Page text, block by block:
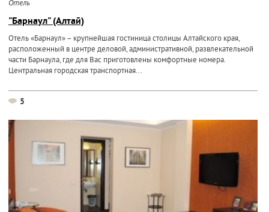
Отель
"Барнаул" (Алтай)
Отель «Барнаул» – крупнейшая гостиница столицы Алтайского края,
расположенный в центре деловой, административной, развлекательной
части Барнаула, где для Вас приготовлены комфортные номера.
Центральная городская транспортная...
5